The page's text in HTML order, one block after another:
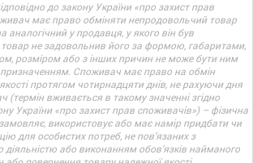
до закону України «про захист прав
має право обміняти непродовольчий товар
аналогічний у продавця, у якого він був
не задовольнив його за формою, габаритами,
розміром або з інших причин не може бути ним
Споживач має право на обмін
протягом чотирнадцяти днів, не рахуючи дня
(термін вживається в такому значенні згідно
України «про захист прав споживачів») – фізична
використовує або має намір придбати чи
для особистих потреб, не пов’язаних з
або виконанням обов’язків найманого